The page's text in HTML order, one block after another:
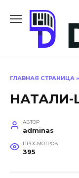
содержанию
ГЛАВНАЯ СТРАНИЦА »
НАТАЛИ-
АВТОР
adminas
ПРОСМОТРОВ
395